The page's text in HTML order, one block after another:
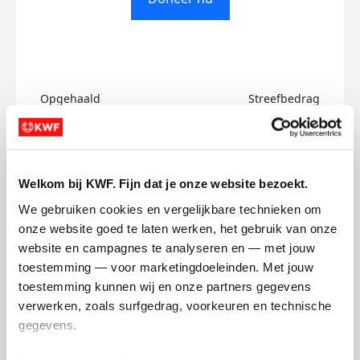
Welkom bij KWF. Fijn dat je onze website bezoekt.
We gebruiken cookies en vergelijkbare technieken om
onze website goed te laten werken, het gebruik van onze
website en campagnes te analyseren en — met jouw
toestemming — voor marketingdoeleinden. Met jouw
toestemming kunnen wij en onze partners gegevens
verwerken, zoals surfgedrag, voorkeuren en technische
gegevens.
Opgehaald
€0
Streefbedrag
€500
Reem's badges